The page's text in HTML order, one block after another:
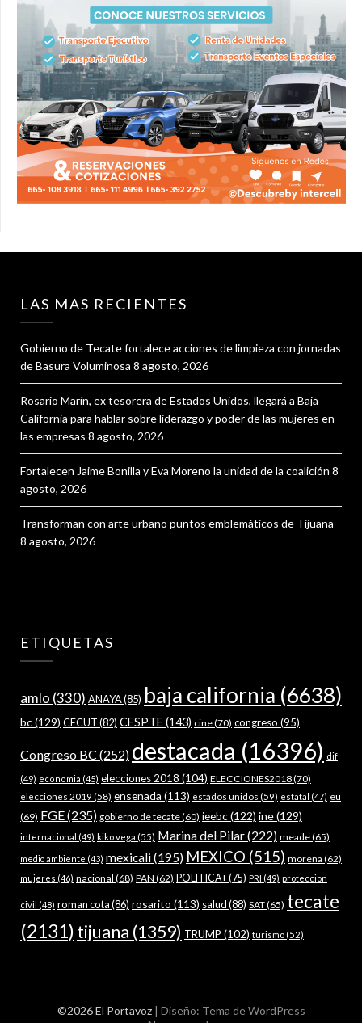
LAS MAS RECIENTES
Gobierno de Tecate fortalece acciones de limpieza con jornadas
de Basura Voluminosa 8 agosto, 2026
Rosario Marín, ex tesorera de Estados Unidos, llegará a Baja
California para hablar sobre liderazgo y poder de las mujeres en
las empresas 8 agosto, 2026
Fortalecen Jaime Bonilla y Eva Moreno la unidad de la coalición 8
agosto, 2026
Transforman con arte urbano puntos emblemáticos de Tijuana
8 agosto, 2026
ETIQUETAS
amlo (330) ANAYA(85) baja california (6638)
bc(129) CECUT(82) CESPTE (143) cine(70) congreso (95)
Congreso BC (252) destacada (16396) dif
(49) economia (45) elecciones 2018 (104) ELECCIONES2018(70)
elecciones 2019 (58) ensenada (113) estados unidos (59) estatal (47) eu
(69) FGE(235) gobierno de tecate(60) ieebc(122) ine(129)
internacional (49) kiko vega (55) Marina del Pilar(222) meade(65)
medio ambiente (43) mexicali(195) MEXICO (515) morena (62)
mujeres (46) nacional (68) PAN (62) POLITICA+(75) PRI (49) proteccion
civil (48) roman cota(86) rosarito (113) salud(88) SAT(65) tecate
(2131) tijuana (1359) TRUMP (102) turismo (52)
©2026 El Portavoz | Diseño: Tema de WordPress